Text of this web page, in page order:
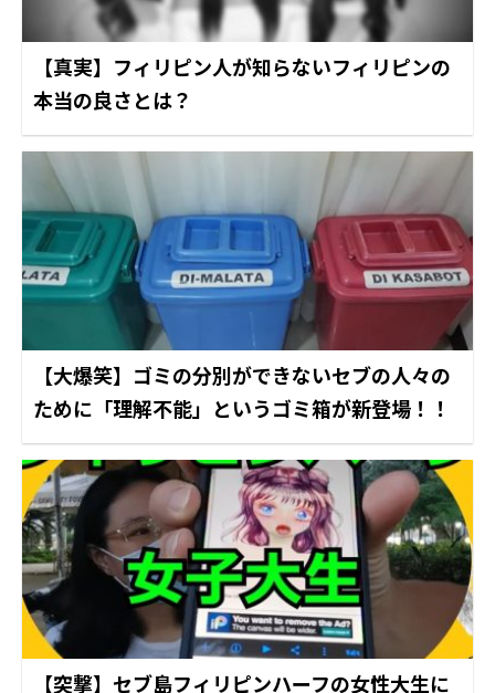
【真実】フィリピン人が知らないフィリピンの
本当の良さとは？
【大爆笑】ゴミの分別ができないセブの人々の
ために「理解不能」というゴミ箱が新登場！！
【突撃】セブ島フィリピンハーフの女性大生に